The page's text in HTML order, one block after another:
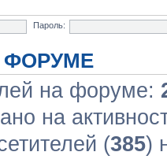
Пароль:
ФОРУМЕ
на форуме:
на
(385)